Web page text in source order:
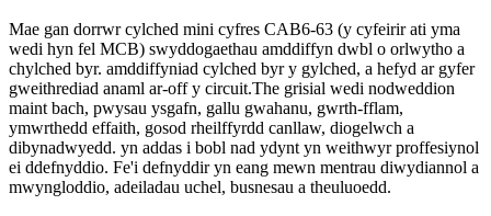
Mae gan dorrwr cylched mini cyfres CAB6-63 (y cyfeirir ati yma
wedi hyn fel MCB) swyddogaethau amddiffyn dwbl o orlwytho a
chylched byr. amddiffyniad cylched byr y gylched, a hefyd ar gyfer
gweithrediad anaml ar-off y circuit.The grisial wedi nodweddion
maint bach, pwysau ysgafn, gallu gwahanu, gwrth-fflam,
ymwrthedd effaith, gosod rheilffyrdd canllaw, diogelwch a
dibynadwyedd. yn addas i bobl nad ydynt yn weithwyr proffesiynol
ei ddefnyddio. Fe'i defnyddir yn eang mewn mentrau diwydiannol a
mwyngloddio, adeiladau uchel, busnesau a theuluoedd.